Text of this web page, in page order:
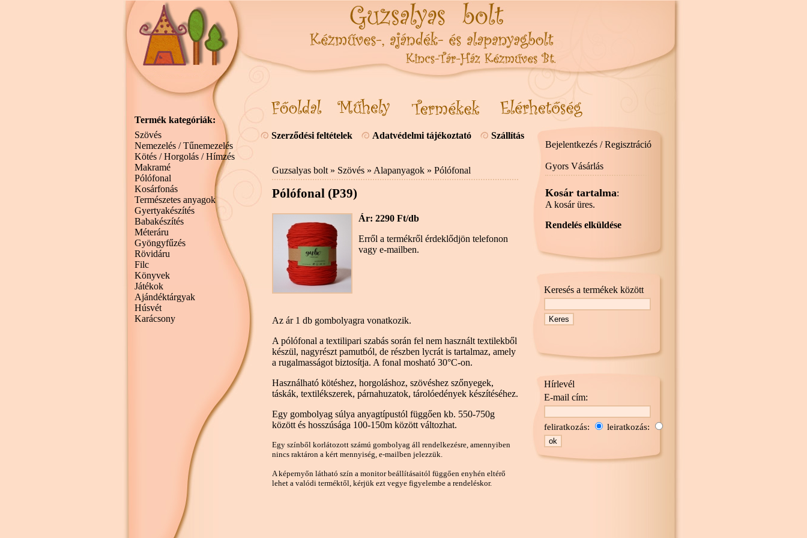
Szerződési feltételek Adatvédelmi tájékoztató Szállítás
Guzsalyas bolt » Szövés » Alapanyagok » Pólófonal
Pólófonal (P39)
Ár: 2290 Ft/db
Erről a termékről érdeklődjön telefonon
vagy e-mailben.
Az ár 1 db gombolyagra vonatkozik.
A pólófonal a textilipari szabás során fel nem használt textilekből
készül, nagyrészt pamutból, de részben lycrát is tartalmaz, amely
a rugalmasságot biztosítja. A fonal mosható 30°C-on.
Használható kötéshez, horgoláshoz, szövéshez szőnyegek,
táskák, textilékszerek, párnahuzatok, tárolóedények készítéséhez.
Egy gombolyag súlya anyagtípustól függően kb. 550-750g
között és hosszúsága 100-150m között változhat.
Egy színből korlátozott számú gombolyag áll rendelkezésre, amennyiben
nincs raktáron a kért mennyiség, e-mailben jelezzük.
A képernyőn látható szín a monitor beállításaitól függően enyhén eltérő
lehet a valódi terméktől, kérjük ezt vegye figyelembe a rendeléskor.
Bejelentkezés / Regisztráció
Gyors Vásárlás
Kosár tartalma:
A kosár üres.
Rendelés elküldése
Keresés a termékek között
Hírlevél
E-mail cím:
feliratkozás: leiratkozás:
Termék kategóriák:
Szövés
Nemezelés / Tűnemezelés
Kötés / Horgolás / Hímzés
Makramé
Pólófonal
Kosárfonás
Természetes anyagok
Gyertyakészítés
Babakészítés
Méteráru
Gyöngyfűzés
Rövidáru
Filc
Könyvek
Játékok
Ajándéktárgyak
Húsvét
Karácsony